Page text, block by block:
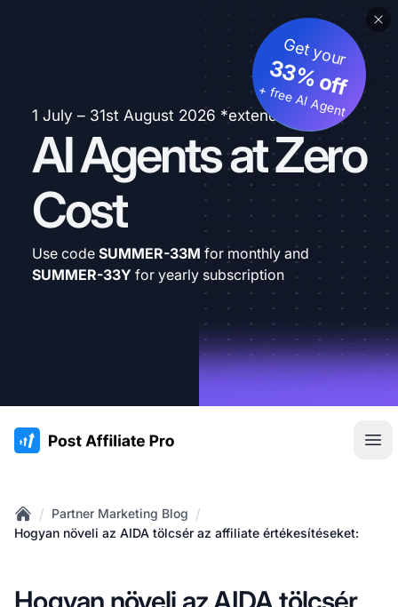
1 July – 31st August 2026 *extended
AI Agents at Zero
Cost
Get your
33% off
+ free AI Agent
Use code SUMMER-33M for monthly and
SUMMER-33Y for yearly subscription
:site.title
Home
/ Partner Marketing Blog /
Hogyan növeli az AIDA tölcsér az affiliate értékesítéseket:
Hogyan növeli az AIDA tölcsér